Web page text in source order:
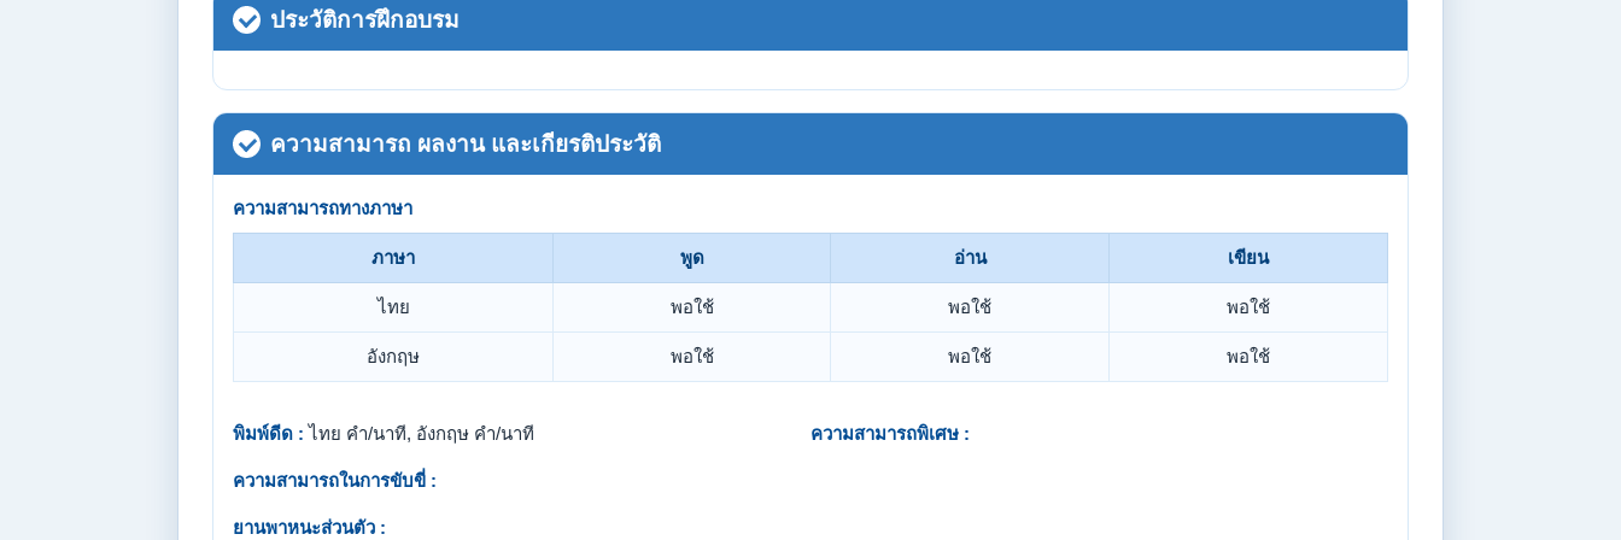
ประวัติการฝึกอบรม
ความสามารถ ผลงาน และเกียรติประวัติ
ความสามารถทางภาษา
ภาษา พูด อ่าน เขียน
ไทย พอใช้ พอใช้ พอใช้
อังกฤษ พอใช้ พอใช้ พอใช้
พิมพ์ดีด : ไทย คำ/นาที, อังกฤษ คำ/นาที
ความสามารถในการขับขี่ :
ยานพาหนะส่วนตัว :
ความสามารถพิเศษ :